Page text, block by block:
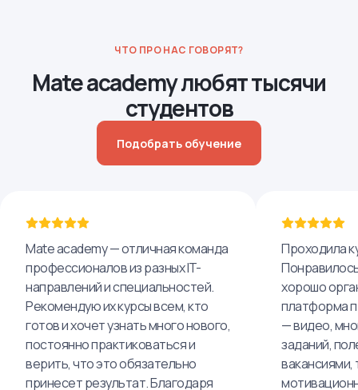
ЧТО ПРО НАС ГОВОРЯТ?
Mate academy любят тысячи
студентов
Подобрать обучение
Mate academy — отличная команда
профессионалов из разных IT-
направлений и специальностей.
Рекомендую их курсы всем, кто
готов и хочет узнать много нового,
постоянно практиковаться и
верить, что это обязательно
принесет результат. Благодаря
Проходила
хорошо
платформа
— видео,
заданий,
вакансиями,